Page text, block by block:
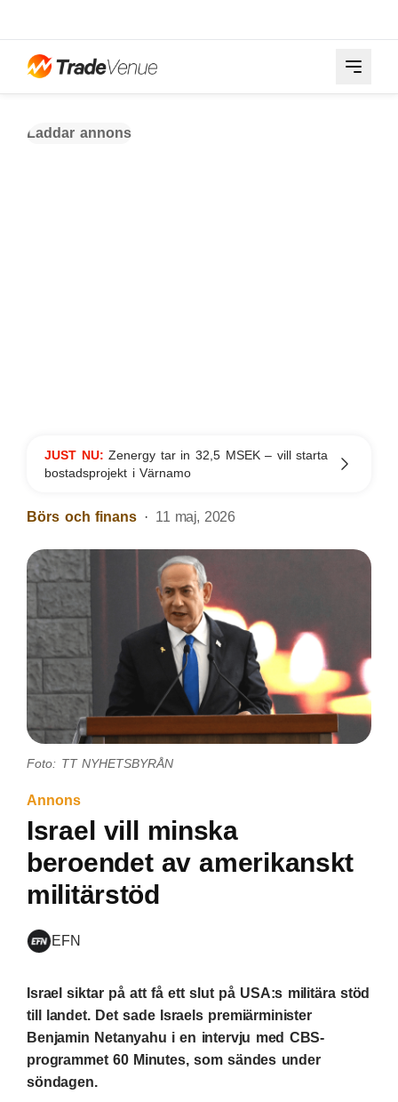
Laddar annons
JUST NU:Zenergy tar in 32,5 MSEK – vill starta
bostadsprojekt i Värnamo
Börs och finans 11 maj, 2026
Foto: TT NYHETSBYRÅN
Annons
Israel vill minska
beroendet av amerikanskt
militärstöd
EFN
Israel siktar på att få ett slut på USA:s militära stöd
till landet. Det sade Israels premiärminister
Benjamin Netanyahu i en intervju med CBS-
programmet 60 Minutes, som sändes under
söndagen.